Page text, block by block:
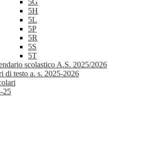
5G
5H
5L
5P
5R
5S
5T
scolastico A.S. 2025/2026
di testo a. s. 2025-2026
25